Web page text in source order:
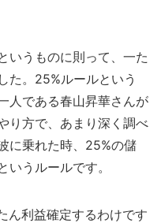
いうものに則って、一た
た。25%ルールという
人である春山昇華さんが
り方で、あまり深く調べ
に乗れた時、25%の儲
うルールです。
ん利益確定するわけです